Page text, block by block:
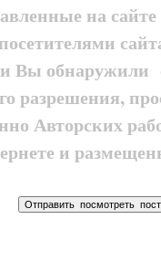
на сайте
Вы
разрешения,
Авторских
и